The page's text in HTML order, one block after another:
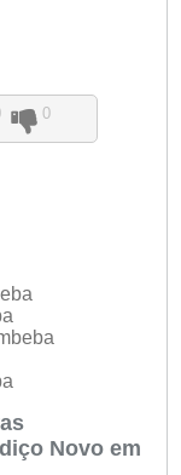
0
Novo em